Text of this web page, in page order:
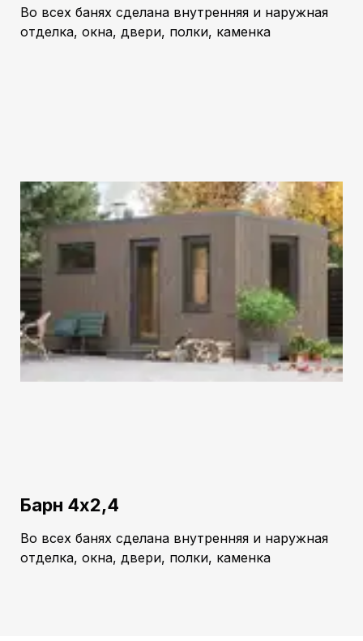
Во всех банях сделана внутренняя и наружная
отделка, окна, двери, полки, каменка
Барн 4х2,4
Во всех банях сделана внутренняя и наружная
отделка, окна, двери, полки, каменка